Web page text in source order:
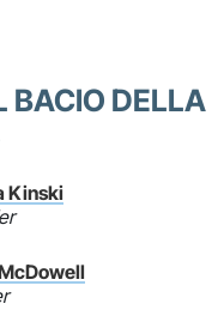
BACIO DELLA
Kinski